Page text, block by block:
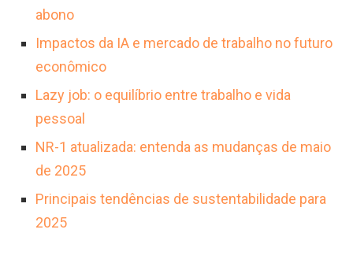
abono
Impactos da IA e mercado de trabalho no futuro
econômico
Lazy job: o equilíbrio entre trabalho e vida
pessoal
NR-1 atualizada: entenda as mudanças de maio
de 2025
Principais tendências de sustentabilidade para
2025